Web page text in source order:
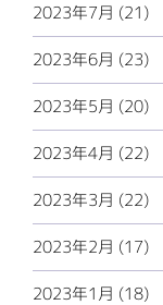
2023年7月 (21)
2023年6月 (23)
2023年5月 (20)
2023年4月 (22)
2023年3月 (22)
2023年2月 (17)
2023年1月 (18)